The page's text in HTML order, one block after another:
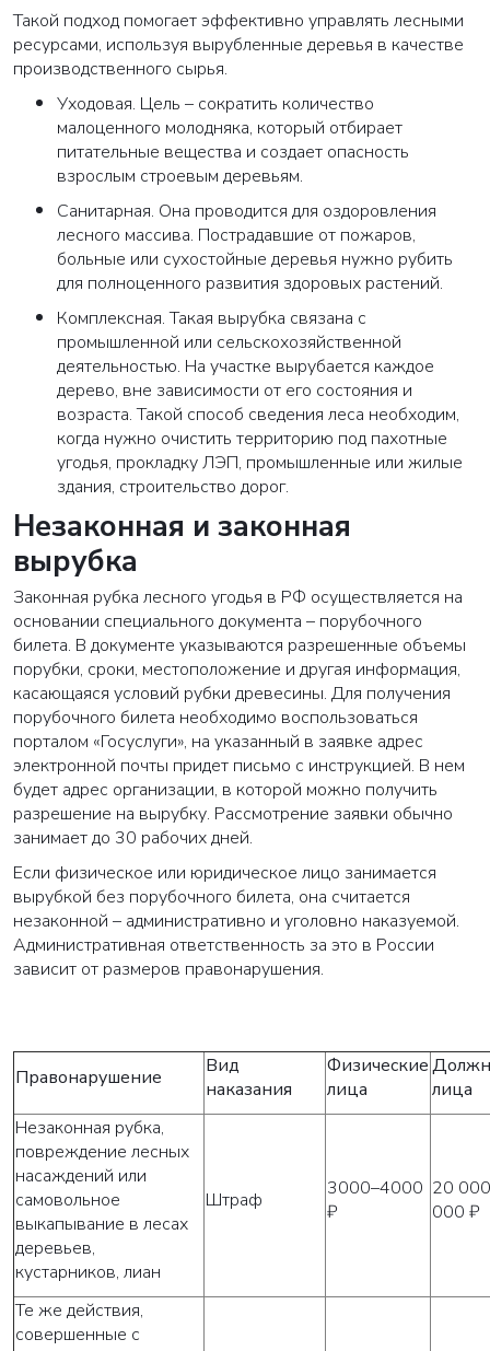
Такой подход помогает эффективно управлять лесными
ресурсами, используя вырубленные деревья в качестве
производственного сырья.
Уходовая. Цель – сократить количество
малоценного молодняка, который отбирает
питательные вещества и создает опасность
взрослым строевым деревьям.
Санитарная. Она проводится для оздоровления
лесного массива. Пострадавшие от пожаров,
больные или сухостойные деревья нужно рубить
для полноценного развития здоровых растений.
Комплексная. Такая вырубка связана с
промышленной или сельскохозяйственной
деятельностью. На участке вырубается каждое
дерево, вне зависимости от его состояния и
возраста. Такой способ сведения леса необходим,
когда нужно очистить территорию под пахотные
угодья, прокладку ЛЭП, промышленные или жилые
здания, строительство дорог.
Незаконная и законная
вырубка
Законная рубка лесного угодья в РФ осуществляется на
основании специального документа – порубочного
билета. В документе указываются разрешенные объемы
порубки, сроки, местоположение и другая информация,
касающаяся условий рубки древесины. Для получения
порубочного билета необходимо воспользоваться
порталом «Госуслуги», на указанный в заявке адрес
электронной почты придет письмо с инструкцией. В нем
будет адрес организации, в которой можно получить
разрешение на вырубку. Рассмотрение заявки обычно
занимает до 30 рабочих дней.
Если физическое или юридическое лицо занимается
вырубкой без порубочного билета, она считается
незаконной – административно и уголовно наказуемой.
Административная ответственность за это в России
зависит от размеров правонарушения.
Правонарушение
Вид
наказания
Физические
лица
лица
Незаконная рубка,
повреждение лесных
насаждений или
самовольное
выкапывание в лесах
деревьев,
кустарников, лиан
Штраф
3000–4000
₽
20
000 ₽
Те же действия,
совершенные с